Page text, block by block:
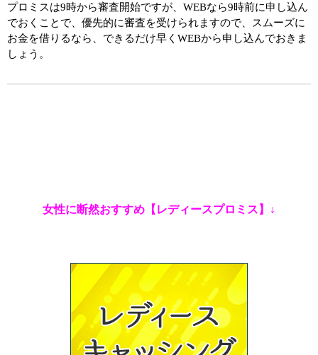
プロミスは9時から審査開始ですが、WEBなら9時前に申し込ん
でおくことで、優先的に審査を受けられますので、スムーズに
お金を借りるなら、できるだけ早くWEBから申し込んでおきま
しょう。
女性に断然おすすめ【レディースプロミス】↓